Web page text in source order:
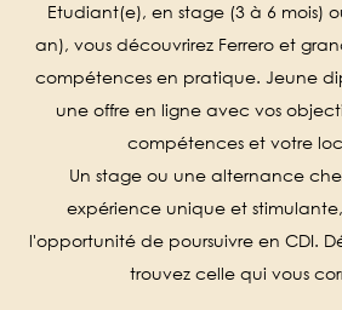
Etudiant(e), en stage (3 à 6 mois)
an), vous découvrirez Ferrero et
compétences en pratique. Jeune
une offre en ligne avec vos
compétences et votre
Un stage ou une alternance
expérience unique et
l'opportunité de poursuivre en CDI.
trouvez celle qui vous